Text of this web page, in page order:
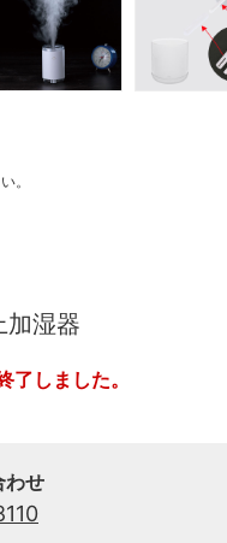
。
加湿器
しました。
わせ